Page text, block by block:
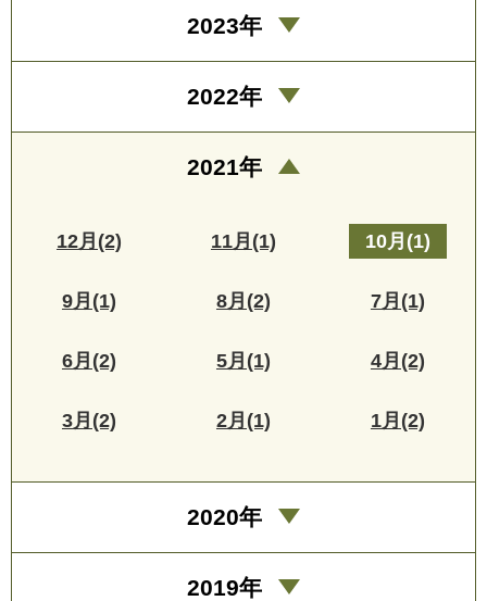
2023年
2022年
2021年
12月(2) 11月(1) 10月(1)
9月(1) 8月(2) 7月(1)
6月(2) 5月(1) 4月(2)
3月(2) 2月(1) 1月(2)
2020年
2019年